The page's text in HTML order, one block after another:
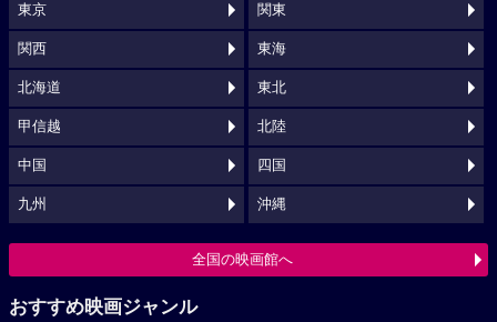
東京 関東
関西 東海
北海道 東北
甲信越 北陸
中国 四国
九州 沖縄
全国の映画館へ
おすすめ映画ジャンル